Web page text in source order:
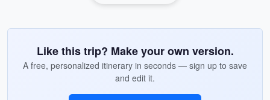
Like this trip? Make your own version.
A free, personalized itinerary in seconds — sign up to save
and edit it.